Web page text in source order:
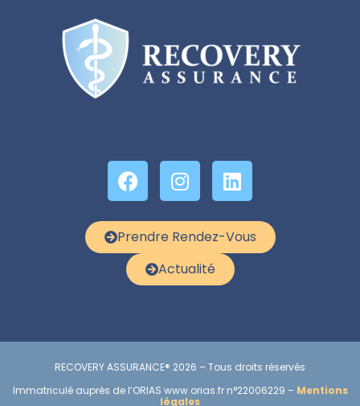
Prendre Rendez-Vous
Actualité
RECOVERY ASSURANCE® 2026 – Tous droits réservés
Immatriculé auprès de l’ORIAS www.orias.fr n°22006229 – Mentions
légales